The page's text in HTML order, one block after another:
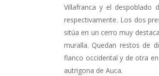
Villafranca y el despoblado
respectivamente. Los dos
sitúa en un cerro muy
muralla. Quedan restos de
flanco occidental y de otra
autrigona de Auca.